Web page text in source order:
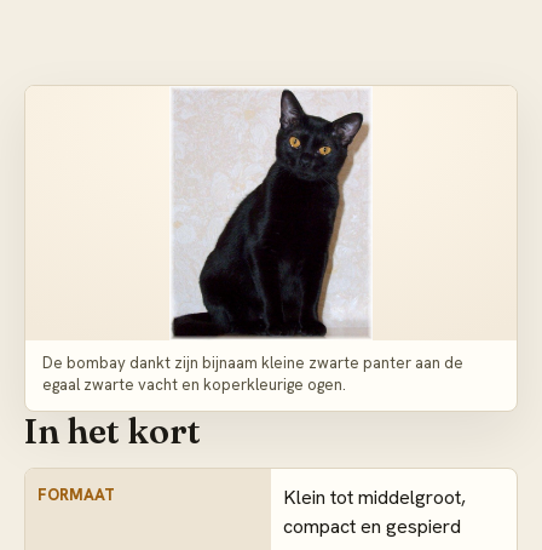
De bombay dankt zijn bijnaam kleine zwarte panter aan de
egaal zwarte vacht en koperkleurige ogen.
In het kort
FORMAAT
Klein tot middelgroot,
compact en gespierd